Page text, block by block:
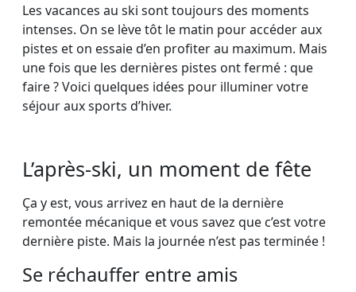
Les vacances au ski sont toujours des moments
intenses. On se lève tôt le matin pour accéder aux
pistes et on essaie d’en profiter au maximum. Mais
une fois que les dernières pistes ont fermé : que
faire ? Voici quelques idées pour illuminer votre
séjour aux sports d’hiver.
L’après-ski, un moment de fête
Ça y est, vous arrivez en haut de la dernière
remontée mécanique et vous savez que c’est votre
dernière piste. Mais la journée n’est pas terminée !
Se réchauffer entre amis